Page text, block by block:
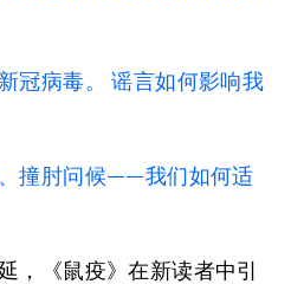
冠病毒。 谣言如何影响我
撞肘问候——我们如何适
，《鼠疫》在新读者中引